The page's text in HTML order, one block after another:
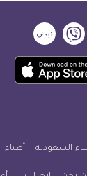
ديلي
ميديكال
انفو
ديلي
ميديكال
انفو
السعودية أطباء